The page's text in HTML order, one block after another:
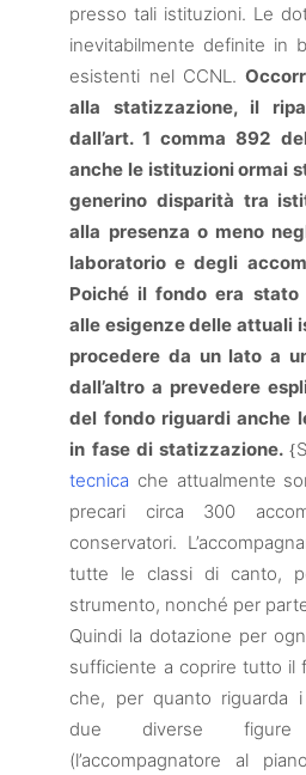
presso tali istituzioni. Le
inevitabilmente definite in
esistenti nel CCNL.
alla statizzazione, il
dall’art. 1 comma 892
anche le istituzioni ormai
generino disparità tra
alla presenza o meno
laboratorio e degli
Poiché il fondo era
alle esigenze delle attuali
procedere da un lato a
dall’altro a prevedere
del fondo riguardi anche
in fase di statizzazione. {
tecnica che attualmente
precari circa 300
conservatori.
tutte le classi di canto,
strumento, nonché per
Quindi la dotazione per
sufficiente a coprire tutto il
che, per quanto riguarda
due diverse figure
(l’accompagnatore al